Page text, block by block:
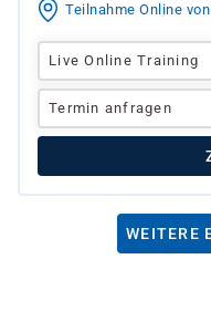
Teilnahme Online
Live Online Training
Termin anfragen
WEITERE